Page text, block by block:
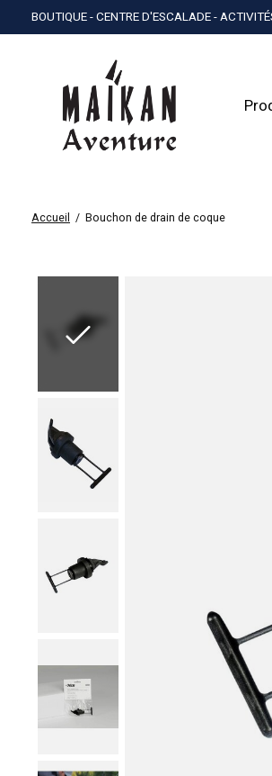
BOUTIQUE - CENTRE D'ESCALADE -
Accueil / Bouchon de drain de coque